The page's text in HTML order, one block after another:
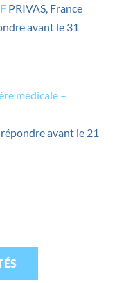
PRIVAS, France
avant le 31
médicale –
avant le 21